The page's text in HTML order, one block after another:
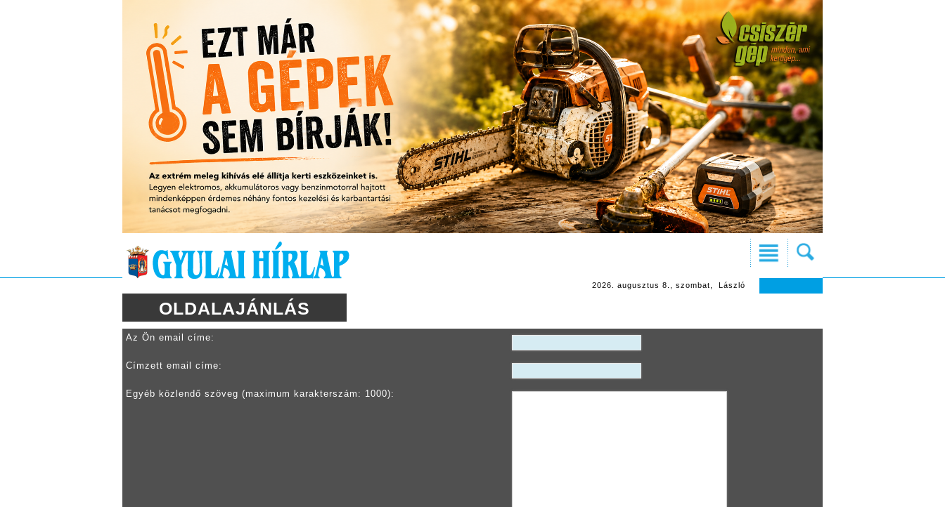
2026. augusztus 8., szombat, László
OLDALAJÁNLÁS
Az Ön email címe:
Címzett email címe:
Egyéb közlendő szöveg (maximum karakterszám: 1000):